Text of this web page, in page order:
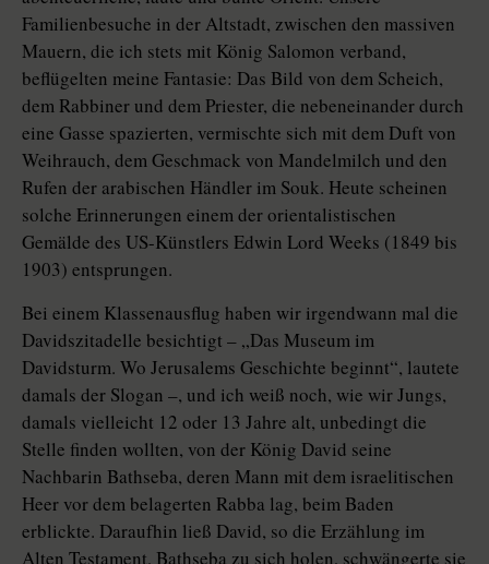
Familienbesuche in der Altstadt, zwischen den massiven
Mauern, die ich stets mit König Salomon verband,
beflügelten meine Fantasie: Das Bild von dem Scheich,
dem Rabbiner und dem Priester, die nebeneinander durch
eine Gasse spazierten, vermischte sich mit dem Duft von
Weihrauch, dem Geschmack von Mandelmilch und den
Rufen der arabischen Händler im Souk. Heute scheinen
solche Erinnerungen einem der orientalistischen
Gemälde des US-Künstlers Edwin Lord Weeks (1849 bis
1903) entsprungen.
Bei einem Klassenausflug haben wir irgendwann mal die
Davidszitadelle besichtigt – „Das Museum im
Davidsturm. Wo Jerusalems Geschichte beginnt“, lautete
damals der Slogan –, und ich weiß noch, wie wir Jungs,
damals vielleicht 12 oder 13 Jahre alt, unbedingt die
Stelle finden wollten, von der König David seine
Nachbarin Bathseba, deren Mann mit dem israelitischen
Heer vor dem belagerten Rabba lag, beim Baden
erblickte. Daraufhin ließ David, so die Erzählung im
Alten Testament, Bathseba zu sich holen, schwängerte sie